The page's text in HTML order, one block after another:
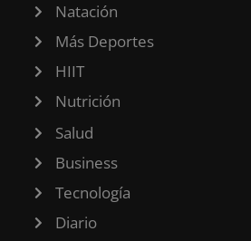
Natación
Más Deportes
HIIT
Nutrición
Salud
Business
Tecnología
Diario